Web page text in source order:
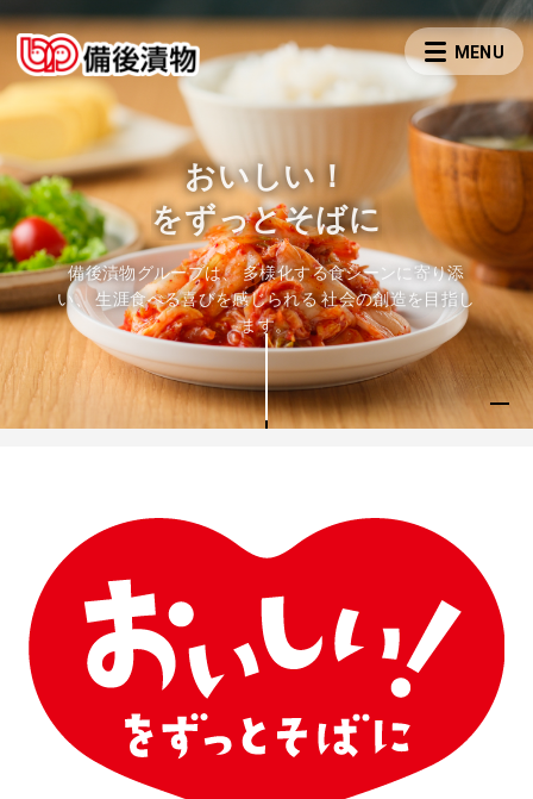
おいしい！
をずっとそばに
備後漬物グループは、多様化する食シーンに寄り添
い、 生涯食べる喜びを感じられる社会の創造を目指し
ます。